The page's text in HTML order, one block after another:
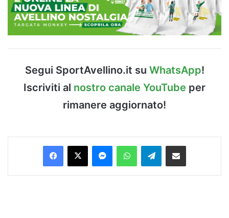
Segui SportAvellino.it su WhatsApp!
Iscriviti al nostro canale YouTube per
rimanere aggiornato!
Facebook
X MessengerWhatsAppTelegramCondividi via Email